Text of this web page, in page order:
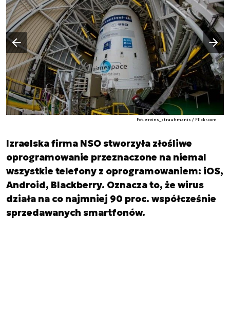
Fot. ervins_strauhmanis / Flickr.com
Poprzedni slajd
Następny slajd
Izraelska firma NSO stworzyła złośliwe
oprogramowanie przeznaczone na niemal
wszystkie telefony z oprogramowaniem: iOS,
Android, Blackberry. Oznacza to, że wirus
działa na co najmniej 90 proc. współcześnie
sprzedawanych smartfonów.